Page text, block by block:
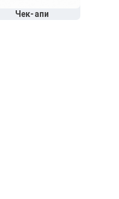
Чек-апи